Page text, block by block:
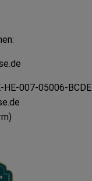
HE-007-05006-BCDE